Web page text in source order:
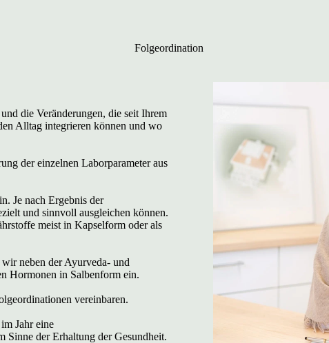
Folgeordination
die Veränderungen, die seit Ihrem
Alltag integrieren können und wo
der einzelnen Laborparameter aus
Je nach Ergebnis der
und sinnvoll ausgleichen können.
meist in Kapselform oder als
neben der Ayurveda- und
Hormonen in Salbenform ein.
vereinbaren.
Jahr eine
Sinne der Erhaltung der Gesundheit.